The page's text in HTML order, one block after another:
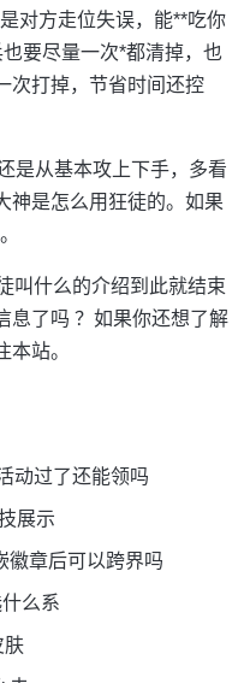
对方走位失误，能**吃你
要尽量一次*都清掉，也
次打掉，节省时间还控
是从基本攻上下手，多看
神是怎么用狂徒的。如果
叫什么的介绍到此就结束
息了吗 ？如果你还想了解
站。
动过了还能领吗
展示
徽章后可以跨界吗
么系
肤